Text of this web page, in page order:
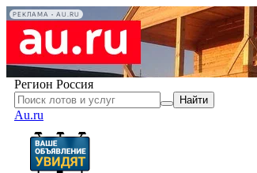
РЕКЛАМА • AU.RU
Регион Россия
Найти
Au.ru